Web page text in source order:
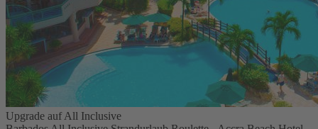
Upgrade auf All Inclusive